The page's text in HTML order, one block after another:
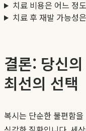
치료 비용은 어느 정
치료 후 재발 가능성
결론: 당신
최선의 선택
복시는 단순한 불편함